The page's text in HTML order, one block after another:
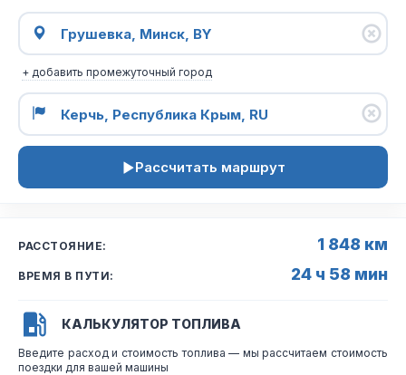
+ добавить промежуточный город
Рассчитать маршрут
РАССТОЯНИЕ: 1 848 км
ВРЕМЯ В ПУТИ: 24 ч 58 мин
КАЛЬКУЛЯТОР ТОПЛИВА
Введите расход и стоимость топлива — мы рассчитаем стоимость
поездки для вашей машины